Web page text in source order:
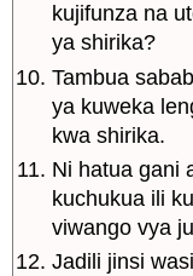
kujifunza na
ya shirika?
Tambua
ya kuweka
kwa shirika.
Ni hatua gani
kuchukua ili
viwango vya
Jadili jinsi